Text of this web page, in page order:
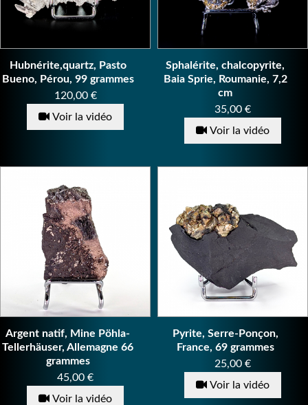
Hubnérite,quartz, Pasto
Bueno, Pérou, 99 grammes
Prix
120,00 €
Voir la vidéo
Sphalérite, chalcopyrite,
Baia Sprie, Roumanie, 7,2
cm
Prix
35,00 €
Voir la vidéo
Argent natif, Mine Pöhla-
Tellerhäuser, Allemagne 66
grammes
Prix
45,00 €
Voir la vidéo
Pyrite, Serre-Ponçon,
France, 69 grammes
Prix
25,00 €
Voir la vidéo